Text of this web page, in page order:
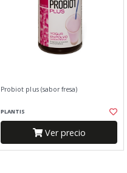
Probiot plus (sabor fresa)
PLANTIS
Ver precio